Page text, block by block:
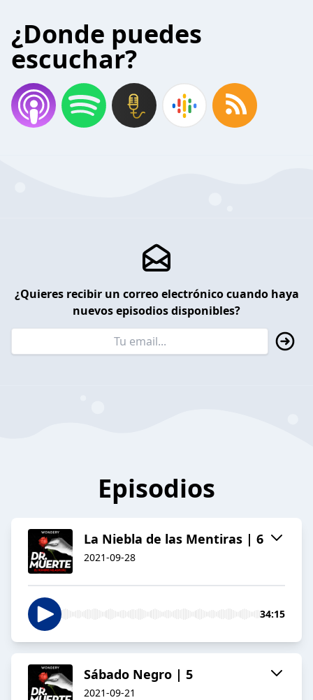
¿Donde puedes
escuchar?
¿Quieres recibir un correo electrónico cuando haya
nuevos episodios disponibles?
Episodios
La Niebla de las Mentiras | 6
2021-09-28
34:15
Sábado Negro | 5
2021-09-21